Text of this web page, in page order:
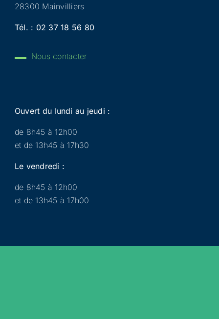
28300 Mainvilliers
Tél. : 02 37 18 56 80
Nous contacter
Ouvert du lundi au jeudi :
de 8h45 à 12h00
et de 13h45 à 17h30
Le vendredi :
de 8h45 à 12h00
et de 13h45 à 17h00